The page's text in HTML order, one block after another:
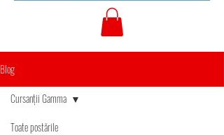
Blog
Toate postările
Cursanții Gamma